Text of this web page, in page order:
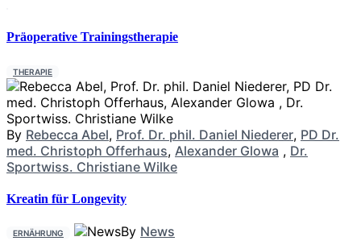
Präoperative Trainingstherapie
THERAPIE
By Rebecca Abel, Prof. Dr. phil. Daniel Niederer, PD Dr.
med. Christoph Offerhaus, Alexander Glowa , Dr.
Sportwiss. Christiane Wilke
Kreatin für Longevity
ERNÄHRUNG By News